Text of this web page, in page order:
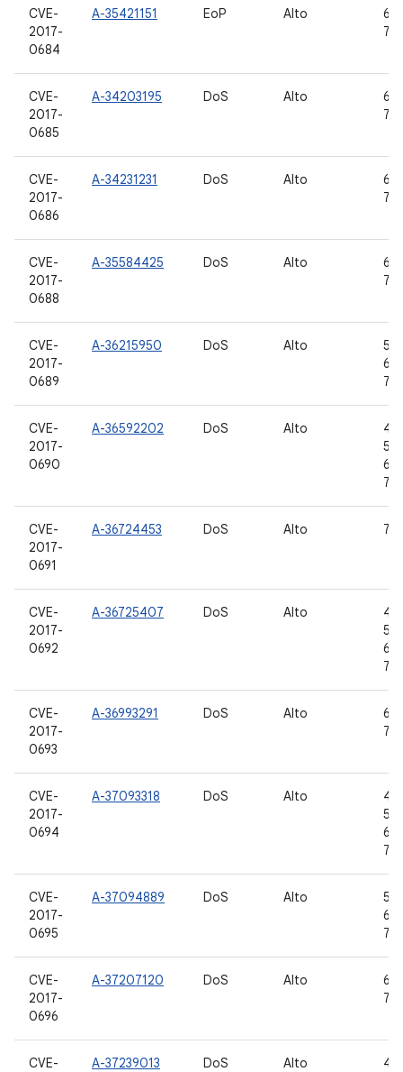
CVE-
2017-
0684
A-35421151 EoP Alto
CVE-
2017-
0685
A-34203195 DoS Alto
CVE-
2017-
0686
A-34231231 DoS Alto
CVE-
2017-
0688
A-35584425 DoS Alto
CVE-
2017-
0689
A-36215950 DoS Alto
CVE-
2017-
0690
A-36592202 DoS Alto
CVE-
2017-
0691
A-36724453 DoS Alto
CVE-
2017-
0692
A-36725407 DoS Alto
CVE-
2017-
0693
A-36993291 DoS Alto
CVE-
2017-
0694
A-37093318 DoS Alto
CVE-
2017-
0695
A-37094889 DoS Alto
CVE-
2017-
0696
A-37207120 DoS Alto
CVE-
A-37239013 DoS Alto